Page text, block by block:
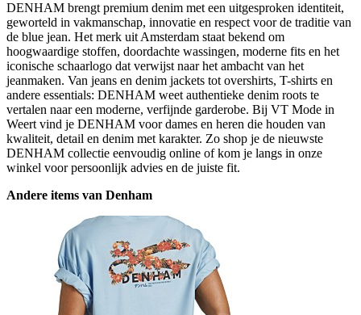
DENHAM brengt premium denim met een uitgesproken identiteit,
geworteld in vakmanschap, innovatie en respect voor de traditie van
de blue jean. Het merk uit Amsterdam staat bekend om
hoogwaardige stoffen, doordachte wassingen, moderne fits en het
iconische schaarlogo dat verwijst naar het ambacht van het
jeanmaken. Van jeans en denim jackets tot overshirts, T-shirts en
andere essentials: DENHAM weet authentieke denim roots te
vertalen naar een moderne, verfijnde garderobe. Bij VT Mode in
Weert vind je DENHAM voor dames en heren die houden van
kwaliteit, detail en denim met karakter. Zo shop je de nieuwste
DENHAM collectie eenvoudig online of kom je langs in onze
winkel voor persoonlijk advies en de juiste fit.
Andere items van Denham